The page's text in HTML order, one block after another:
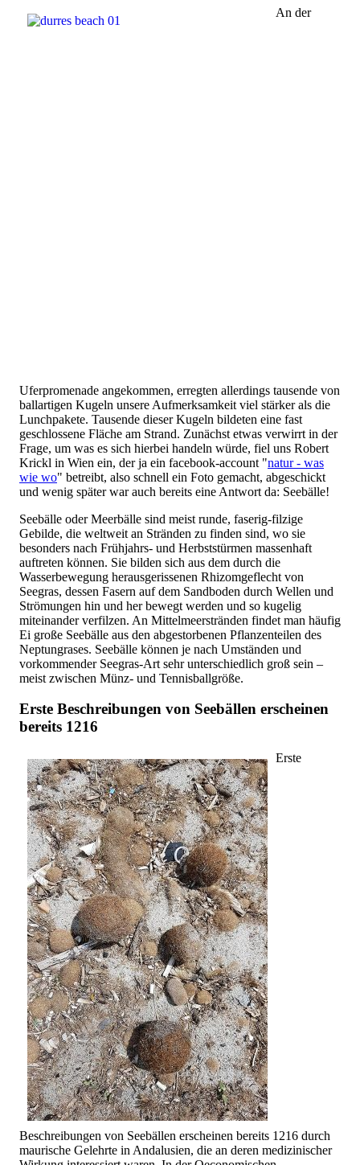
An der
Uferpromenade angekommen, erregten allerdings tausende von
ballartigen Kugeln unsere Aufmerksamkeit viel stärker als die
Lunchpakete. Tausende dieser Kugeln bildeten eine fast
geschlossene Fläche am Strand. Zunächst etwas verwirrt in der
Frage, um was es sich hierbei handeln würde, fiel uns Robert
Krickl in Wien ein, der ja ein facebook-account "natur - was
wie wo" betreibt, also schnell ein Foto gemacht, abgeschickt
und wenig später war auch bereits eine Antwort da: Seebälle!
Seebälle oder Meerbälle sind meist runde, faserig-filzige
Gebilde, die weltweit an Stränden zu finden sind, wo sie
besonders nach Frühjahrs- und Herbststürmen massenhaft
auftreten können. Sie bilden sich aus dem durch die
Wasserbewegung herausgerissenen Rhizomgeflecht von
Seegras, dessen Fasern auf dem Sandboden durch Wellen und
Strömungen hin und her bewegt werden und so kugelig
miteinander verfilzen. An Mittelmeerstränden findet man häufig
Ei große Seebälle aus den abgestorbenen Pflanzenteilen des
Neptungrases. Seebälle können je nach Umständen und
vorkommender Seegras-Art sehr unterschiedlich groß sein –
meist zwischen Münz- und Tennisballgröße.
Erste Beschreibungen von Seebällen erscheinen
bereits 1216
Erste
Beschreibungen von Seebällen erscheinen bereits 1216 durch
maurische Gelehrte in Andalusien, die an deren medizinischer